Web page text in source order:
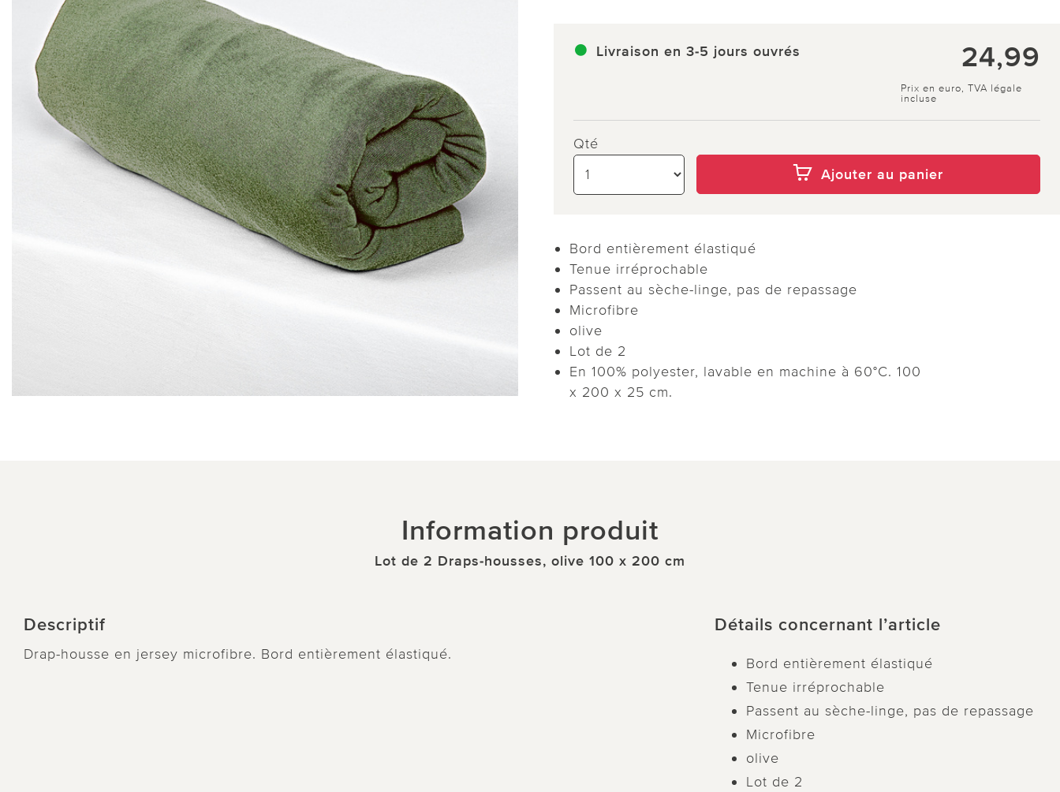
Livraison en 3-5 jours ouvrés 24,99
Prix en euro, TVA légale
incluse
Qté
Ajouter au panier
Bord entièrement élastiqué
Tenue irréprochable
Passent au sèche-linge, pas de repassage
Microfibre
olive
Lot de 2
En 100% polyester, lavable en machine à 60°C. 100
x 200 x 25 cm.
Information produit
Lot de 2 Draps-housses, olive 100 x 200 cm
Descriptif
Drap-housse en jersey microfibre. Bord entièrement élastiqué.
Détails concernant l’article
Bord entièrement élastiqué
Tenue irréprochable
Passent au sèche-linge, pas de repassage
Microfibre
olive
Lot de 2